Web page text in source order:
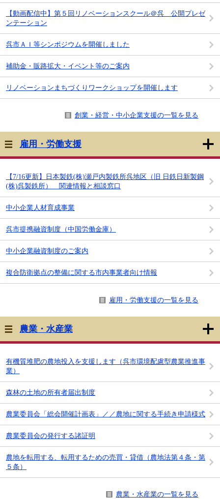
【動画配信中】第５回リノベーションスクール＠呉 公開プレゼ
ンテーション
呉市ＡＩ等シンポジウムを開催しました
補助金・販路拡大・イベント等のご案内
リノベーションまちづくりワークショップを開催します
創業・経営・中小企業支援の一覧を見る
雇用・労働支援
【7/16更新】日本製鉄(株)瀬戸内製鉄所呉地区（旧 日鉄日新製鋼
(株)呉製鉄所） 関連情報と相談窓口
中小企業人材育成事業
呉市提携融資制度（中国労働金庫）
中小企業融資制度のご案内
複合防衛拠点の整備に関する市内事業者向け情報
雇用・労働支援の一覧を見る
農業・水産業
有機質堆肥の農地投入を支援します（呉市環境配慮型農業推進事
業）
森林の土地の所有者届出制度
農業委員会「総会開催計画表」／／農地に関する手続き申請様式
農業委員会の発行する諸証明
農地を転用する、転用するための売買・貸借（農地法第４条・第
５条）
農業・水産業の一覧を見る